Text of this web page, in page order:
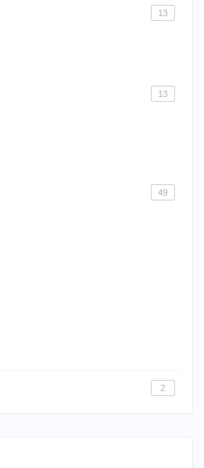
13
13
49
2